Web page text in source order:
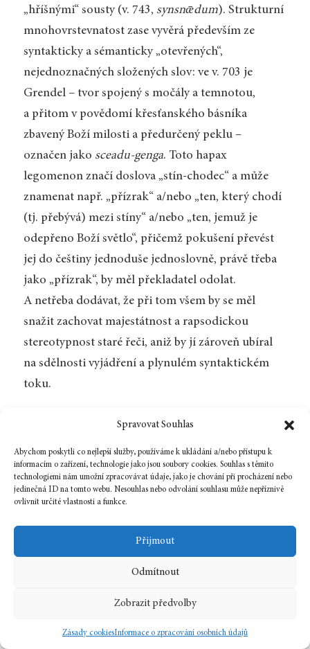
Spravovat Souhlas
Abychom poskytli co nejlepší služby, používáme k ukládání a/nebo přístupu k
informacím o zařízení, technologie jako jsou soubory cookies. Souhlas s těmito
technologiemi nám umožní zpracovávat údaje, jako je chování při procházení nebo
jedinečná ID na tomto webu. Nesouhlas nebo odvolání souhlasu může nepříznivě
ovlivnit určité vlastnosti a funkce.
Přijmout
Odmítnout
Zobrazit předvolby
Zásady cookiesInformace o zpracování osobních údajů
„hříšnými“ sousty (v. 743, synsnǣdum). Strukturní
mnohovrstevnatost zase vyvěrá především ze
syntakticky a sémanticky „otevřených“,
nejednoznačných složených slov: ve v. 703 je
Grendel – tvor spojený s močály a temnotou,
a přitom v povědomí křesťanského básníka
zbavený Boží milosti a předurčený peklu –
označen jako sceadu-genga. Toto hapax
legomenon značí doslova „stín-chodec“ a může
znamenat např. „přízrak“ a/nebo „ten, který chodí
(tj. přebývá) mezi stíny“ a/nebo „ten, jemuž je
odepřeno Boží světlo“, přičemž pokušení převést
jej do češtiny jednoduše jednoslovně, právě třeba
jako „přízrak“, by měl překladatel odolat.
A netřeba dodávat, že při tom všem by se měl
snažit zachovat majestátnost a rapsodickou
stereotypnost staré řeči, aniž by jí zároveň ubíral
na sdělnosti vyjádření a plynulém syntaktickém
toku.
Aby se mu to podařilo, musí se vyrovnat s oběma
tónickým principem a aliterací –, přičemž druhý
z nich je, zdá se, zároveň klíčem k prvnímu.
přinejmenším v té podobě, v jaké působil v poetice
starých Germánů. Otázka, zda aliteraci
v překladech jejich slovesných děl využít, proto
představuje tradiční dilema[4]. Hlavním důvodem
v povaze přízvuku. Tím, že se češtině –